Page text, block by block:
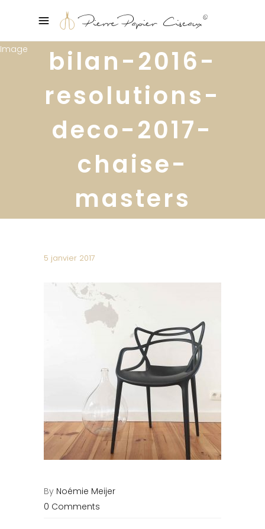
bilan-2016-
resolutions-
deco-2017-
chaise-
masters
5 janvier 2017
By Noémie Meijer
0 Comments